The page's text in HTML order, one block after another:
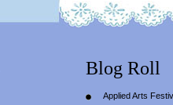
Blog Roll
Applied Arts